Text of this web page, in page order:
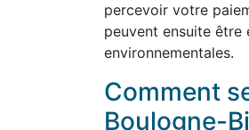
percevoir votre
peuvent ensuite être
environnementales.
Comment
Boulogne-